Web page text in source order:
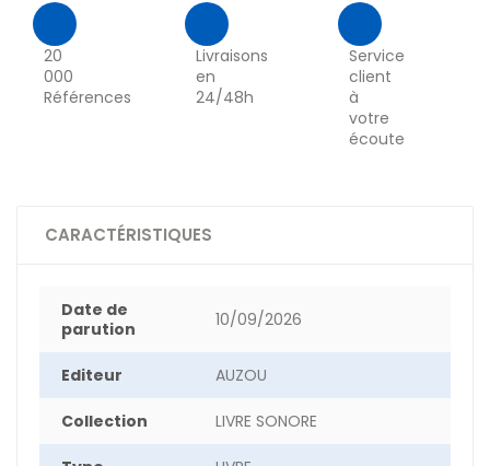
20
000
Références
Livraisons
en
24/48h
Service
client
à
votre
écoute
CARACTÉRISTIQUES
Date de
parution
10/09/2026
Editeur AUZOU
Collection LIVRE SONORE